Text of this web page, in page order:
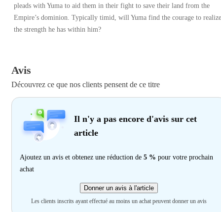
pleads with Yuma to aid them in their fight to save their land from the
Empire’s dominion. Typically timid, will Yuma find the courage to realize
the strength he has within him?
Avis
Découvrez ce que nos clients pensent de ce titre
Il n'y a pas encore d'avis sur cet
article
Ajoutez un avis et obtenez une réduction de 5 % pour votre prochain
achat
Donner un avis à l'article
Les clients inscrits ayant effectué au moins un achat peuvent donner un avis